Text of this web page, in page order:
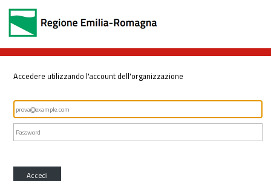
Accedere utilizzando l'account dell'organizzazione
Accedi